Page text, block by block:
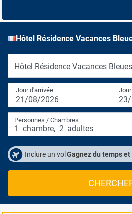
Hôtel Résidence Vacances
Hôtel Résidence Vacances
Jour d'arrivée
21/08/2026
Personnes / Chambres
1 chambre, 2 adultes
Inclure un vol Gagnez du temps et